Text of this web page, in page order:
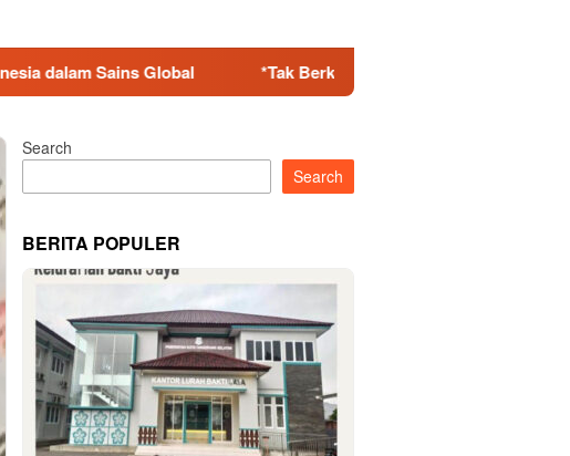
*Tak Berkutik! Komplotan Curanmor Residivis Dibekuk Polisi,
Search
Search
BERITA POPULER